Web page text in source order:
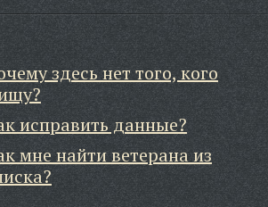
здесь нет того, кого
исправить данные?
мне найти ветерана из